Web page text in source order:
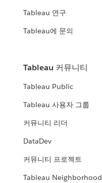
Tableau 연구
Tableau에 문의
Tableau 커뮤니티
Tableau Public
Tableau 사용자 그룹
커뮤니티 리더
DataDev
커뮤니티 프로젝트
Tableau Neighborhood